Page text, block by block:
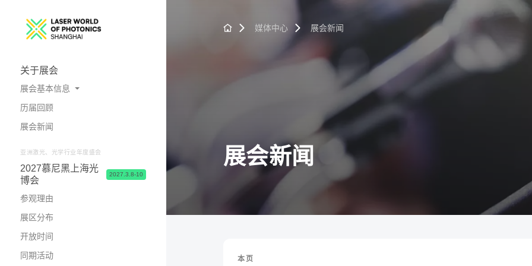
关于展会
展会基本信息
展会概况
照片与视频
历届回顾
展会新闻
亚洲激光、光学行业年度盛会
2027慕尼黑上海光
博会
2027.3.8-10
参观理由
展区分布
开放时间
同期活动
媒体中心 展会新闻
展会新闻
本页